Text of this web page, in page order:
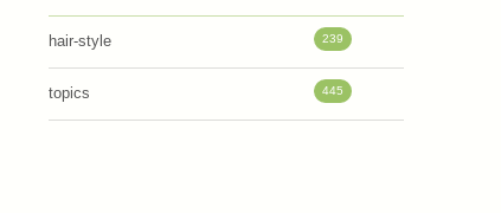
hair-style 239
topics 445